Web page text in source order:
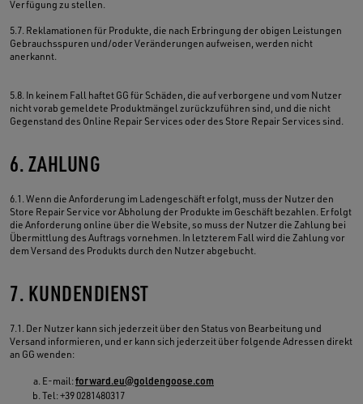
Verfügung zu stellen.
5.7. Reklamationen für Produkte, die nach Erbringung der obigen Leistungen
Gebrauchsspuren und/oder Veränderungen aufweisen, werden nicht
anerkannt.
5.8. In keinem Fall haftet GG für Schäden, die auf verborgene und vom Nutzer
nicht vorab gemeldete Produktmängel zurückzuführen sind, und die nicht
Gegenstand des Online Repair Services oder des Store Repair Services sind.
6. ZAHLUNG
6.1. Wenn die Anforderung im Ladengeschäft erfolgt, muss der Nutzer den
Store Repair Service vor Abholung der Produkte im Geschäft bezahlen. Erfolgt
die Anforderung online über die Website, so muss der Nutzer die Zahlung bei
Übermittlung des Auftrags vornehmen. In letzterem Fall wird die Zahlung vor
dem Versand des Produkts durch den Nutzer abgebucht.
7. KUNDENDIENST
7.1. Der Nutzer kann sich jederzeit über den Status von Bearbeitung und
Versand informieren, und er kann sich jederzeit über folgende Adressen direkt
an GG wenden:
E-mail:forward.eu@goldengoose.com
Tel: +39 0281480317